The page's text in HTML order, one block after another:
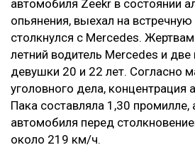
решения.
Кроме того, суд напомнил, что
морального вреда не может
дополнительное наказание для
– Компенсация морального
мерой уголовной
может рассматриваться